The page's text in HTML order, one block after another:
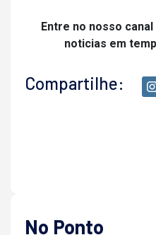
Entre no nosso
noticias em
Compartilhe:
No Ponto